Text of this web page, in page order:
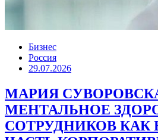
Бизнес
Россия
29.07.2026
МАРИЯ
МЕНТАЛЬНОЕ
СОТРУДНИКОВ КАК